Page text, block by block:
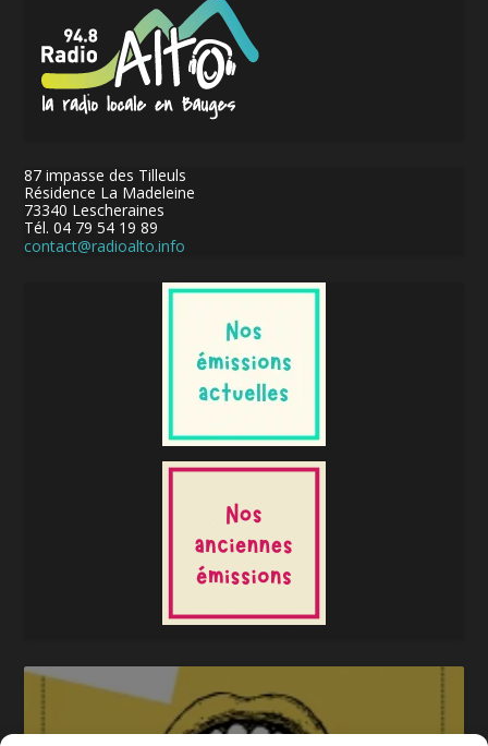
87 impasse des Tilleuls
Résidence La Madeleine
73340 Lescheraines
Tél. 04 79 54 19 89
contact@radioalto.info